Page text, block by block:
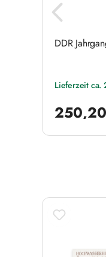
DDR
Lieferzeit ca.
Produktgalerie